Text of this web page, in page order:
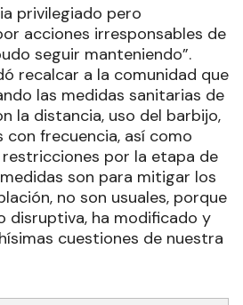
privilegiado pero
acciones irresponsables de
seguir manteniendo”.
recalcar a la comunidad que
las medidas sanitarias de
la distancia, uso del barbijo,
con frecuencia, así como
por la etapa de
son para mitigar los
no son usuales, porque
disruptiva, ha modificado y
cuestiones de nuestra